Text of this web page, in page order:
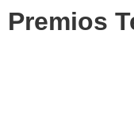
Premios